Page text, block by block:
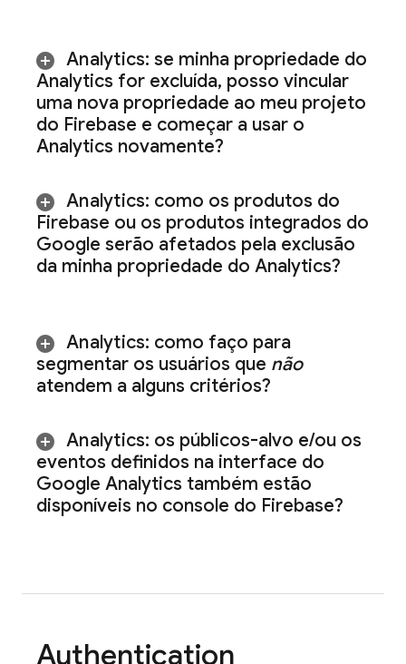
Analytics: se minha propriedade do
Analytics for excluída, posso vincular
uma nova propriedade ao meu projeto
do Firebase e começar a usar o
Analytics novamente?
Analytics: como os produtos do
Firebase ou os produtos integrados do
Google serão afetados pela exclusão
da minha propriedade do Analytics?
Analytics: como faço para
segmentar os usuários que não
atendem a alguns critérios?
Analytics: os públicos-alvo e/ou os
eventos definidos na interface do
Google Analytics também estão
disponíveis no console do Firebase?
Authentication